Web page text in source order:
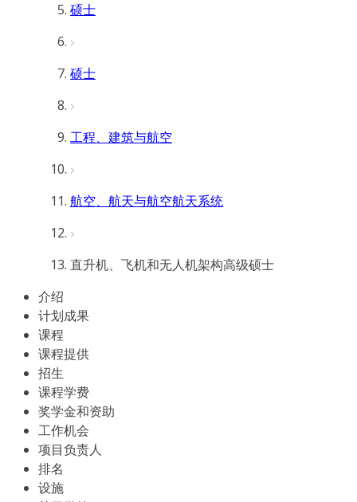
硕士
硕士
工程、建筑与航空
航空、航天与航空航天系统
直升机、飞机和无人机架构高级硕士
介绍
计划成果
课程
课程提供
招生
课程学费
奖学金和资助
工作机会
项目负责人
排名
设施